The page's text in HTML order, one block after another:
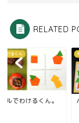
RELATED
わけるくん
ルでわけるくん。